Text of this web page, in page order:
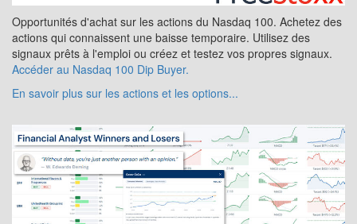
Opportunités d'achat sur les actions du Nasdaq 100. Achetez des
actions qui connaissent une baisse temporaire. Utilisez des
signaux prêts à l'emploi ou créez et testez vos propres signaux.
Accéder au Nasdaq 100 Dip Buyer.
En savoir plus sur les actions et les options...